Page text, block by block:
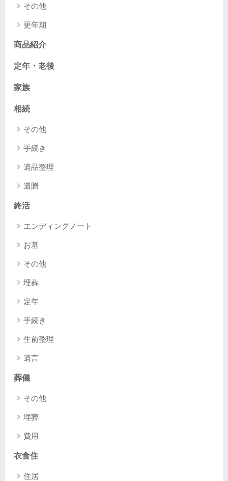
その他
更年期
商品紹介
定年・老後
家族
相続
その他
手続き
遺品整理
遺贈
終活
エンディングノート
お墓
その他
埋葬
定年
手続き
生前整理
遺言
葬儀
その他
埋葬
費用
衣食住
住居